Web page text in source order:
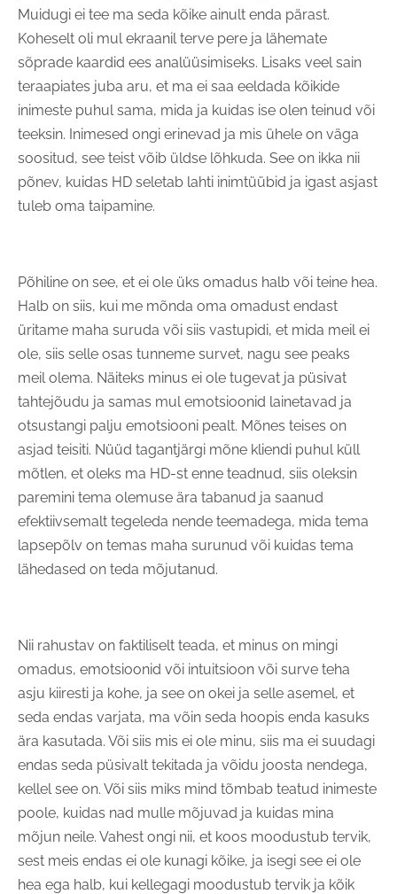
Muidugi ei tee ma seda kõike ainult enda pärast.
Koheselt oli mul ekraanil terve pere ja lähemate
sõprade kaardid ees analüüsimiseks. Lisaks veel sain
teraapiates juba aru, et ma ei saa eeldada kõikide
inimeste puhul sama, mida ja kuidas ise olen teinud või
teeksin. Inimesed ongi erinevad ja mis ühele on väga
soositud, see teist võib üldse lõhkuda. See on ikka nii
põnev, kuidas HD seletab lahti inimtüübid ja igast asjast
tuleb oma taipamine.
Põhiline on see, et ei ole üks omadus halb või teine hea.
Halb on siis, kui me mõnda oma omadust endast
üritame maha suruda või siis vastupidi, et mida meil ei
ole, siis selle osas tunneme survet, nagu see peaks
meil olema. Näiteks minus ei ole tugevat ja püsivat
tahtejõudu ja samas mul emotsioonid lainetavad ja
otsustangi palju emotsiooni pealt. Mõnes teises on
asjad teisiti. Nüüd tagantjärgi mõne kliendi puhul küll
mõtlen, et oleks ma HD-st enne teadnud, siis oleksin
paremini tema olemuse ära tabanud ja saanud
efektiivsemalt tegeleda nende teemadega, mida tema
lapsepõlv on temas maha surunud või kuidas tema
lähedased on teda mõjutanud.
Nii rahustav on faktiliselt teada, et minus on mingi
omadus, emotsioonid või intuitsioon või surve teha
asju kiiresti ja kohe, ja see on okei ja selle asemel, et
seda endas varjata, ma võin seda hoopis enda kasuks
ära kasutada. Või siis mis ei ole minu, siis ma ei suudagi
endas seda püsivalt tekitada ja võidu joosta nendega,
kellel see on. Või siis miks mind tõmbab teatud inimeste
poole, kuidas nad mulle mõjuvad ja kuidas mina
mõjun neile. Vahest ongi nii, et koos moodustub tervik,
sest meis endas ei ole kunagi kõike, ja isegi see ei ole
hea ega halb, kui kellegagi moodustub tervik ja kõik